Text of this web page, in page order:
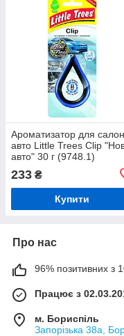
Ароматизатор для
авто Little Trees Clip
авто" 30 г (9748.1)
233 ₴
Купити
Про нас
96% позитивних з
Працює з
м. Бориспіль
Запорізька 38а,